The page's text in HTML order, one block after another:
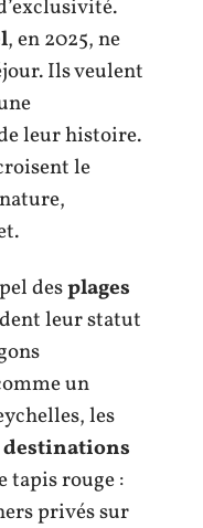
, en 2025, ne
Ils veulent
leur histoire.
le
desplages
leur statut
un
les
destinations
tapis rouge :
privés sur